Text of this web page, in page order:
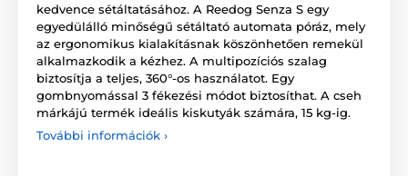
kedvence sétáltatásához. A Reedog Senza S egy
egyedülálló minőségű sétáltató automata póráz, mely
az ergonomikus kialakításnak köszönhetően remekül
alkalmazkodik a kézhez. A multipozíciós szalag
biztosítja a teljes, 360°-os használatot. Egy
gombnyomással 3 fékezési módot biztosíthat. A cseh
márkájú termék ideális kiskutyák számára, 15 kg-ig.
További információk ›